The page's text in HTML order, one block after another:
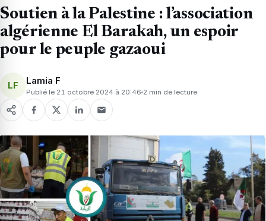
Soutien à la Palestine : l’association
algérienne El Barakah, un espoir
pour le peuple gazaoui
LF Lamia F
Publié le 21 octobre 2024 à 20:46 2 min de lecture